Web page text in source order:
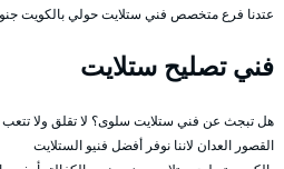
عتدنا فرع متخصص فني ستلايت حولي بالكويت
فني تصليح ستلايت
هل تبجث عن فني ستلايت سلوى؟ لا تقلق ولا
القصور العدان لاننا نوفر أفضل فنيو الستلايت